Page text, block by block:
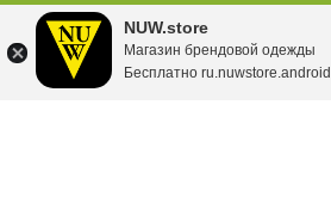
NUW.store
Магазин брендовой одежды
Бесплатно ru.nuwstore.android